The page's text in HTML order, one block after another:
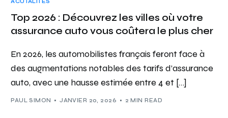
Top 2026 : Découvrez les villes où votre
assurance auto vous coûtera le plus cher
En 2026, les automobilistes français feront face à
des augmentations notables des tarifs d’assurance
auto, avec une hausse estimée entre 4 et […]
PAUL SIMON JANVIER 20, 2026 2 MIN READ